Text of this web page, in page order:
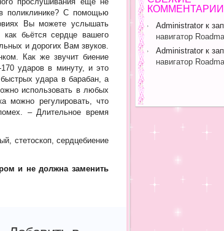
поликлинике? С помощью
Вы можете услышать
бьётся сердце вашего
и дорогих Вам звуков.
Как же звучит биение
ударов в минуту, и это
удара в барабан, а
использовать в любых
можно регулировать, что
– Длительное время
стетоскоп, сердцебиение
и не должна заменить
КОММЕНТАРИИ
Administrator к
навигатор
Administrator к
навигатор